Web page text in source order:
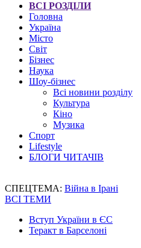
ВСІ РОЗДІЛИ
Головна
Україна
Місто
Світ
Бізнес
Наука
Шоу-бізнес
Всі новини розділу
Культура
Кіно
Музика
Спорт
Lifestyle
БЛОГИ ЧИТАЧІВ
СПЕЦТЕМА: Війна в Ірані
ВСІ ТЕМИ
Вступ України в ЄС
Теракт в Барселоні